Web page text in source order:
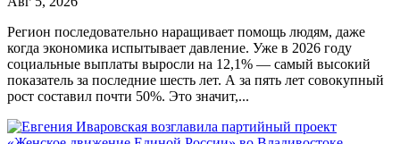
Регион последовательно наращивает помощь людям, даже
когда экономика испытывает давление. Уже в 2026 году
социальные выплаты выросли на 12,1% — самый высокий
показатель за последние шесть лет. А за пять лет совокупный
рост составил почти 50%. Это значит,...